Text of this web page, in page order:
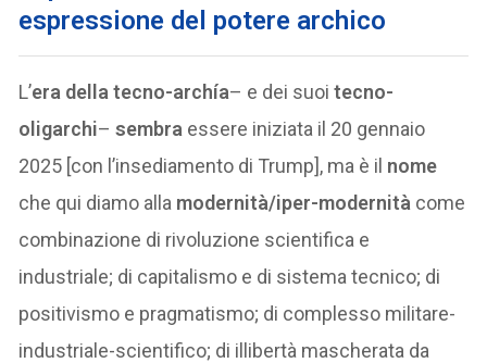
espressione del potere archico
L’era della tecno-archía– e dei suoitecno-
oligarchi–sembra essere iniziata il 20 gennaio
2025 [con l’insediamento di Trump], ma è il nome
che qui diamo alla modernità/iper-modernità come
combinazione di rivoluzione scientifica e
industriale; di capitalismo e di sistema tecnico; di
positivismo e pragmatismo; di complesso militare-
industriale-scientifico; di illibertà mascherata da